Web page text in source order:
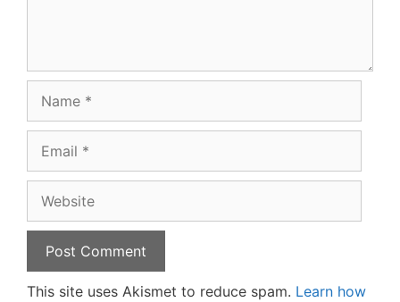
This site uses Akismet to reduce spam. Learn how